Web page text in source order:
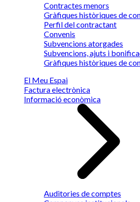
Contractes menors
Gràfiques històriques de
Perfil del contractant
Convenis
Subvencions atorgades
Subvencions, ajuts i
Gràfiques històriques de
El Meu Espai
Factura electrònica
Informació econòmica
Auditories de comptes